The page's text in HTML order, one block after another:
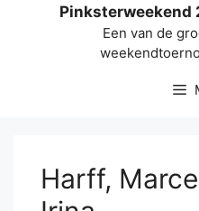
Pinksterweekend
Een van de
Harff,